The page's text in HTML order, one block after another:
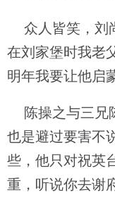
众人皆笑，刘
在刘家堡时我老
明年我要让他启
陈操之与三兄
也是避过要害不
些，他只对祝英
重，听说你去谢